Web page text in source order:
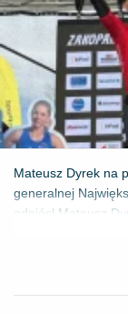
Mateusz Dyrek na
generalnej
odniósł Mateusz